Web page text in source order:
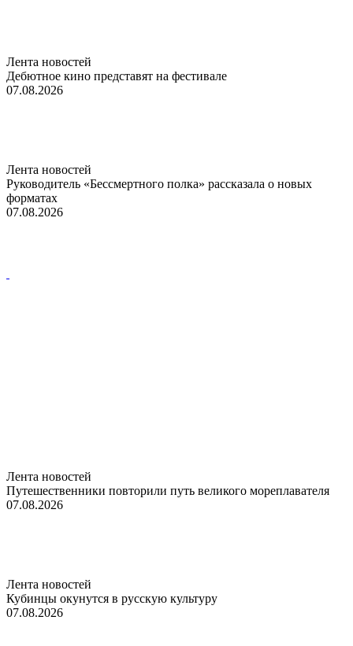
Лента новостей
Дебютное кино представят на фестивале
07.08.2026
Лента новостей
Руководитель «Бессмертного полка» рассказала о новых
форматах
07.08.2026
Лента новостей
Путешественники повторили путь великого мореплавателя
07.08.2026
Лента новостей
Кубинцы окунутся в русскую культуру
07.08.2026